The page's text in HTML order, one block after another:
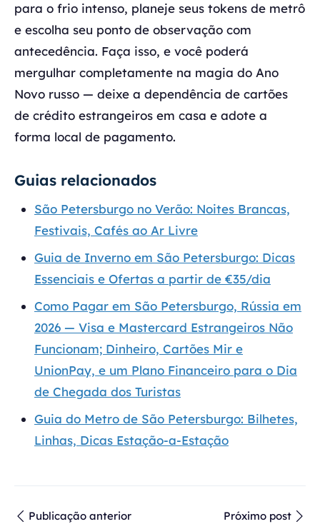
para o frio intenso, planeje seus tokens de metrô
e escolha seu ponto de observação com
antecedência. Faça isso, e você poderá
mergulhar completamente na magia do Ano
Novo russo — deixe a dependência de cartões
de crédito estrangeiros em casa e adote a
forma local de pagamento.
Guias relacionados
São Petersburgo no Verão: Noites Brancas,
Festivais, Cafés ao Ar Livre
Guia de Inverno em São Petersburgo: Dicas
Essenciais e Ofertas a partir de €35/dia
Como Pagar em São Petersburgo, Rússia em
2026 — Visa e Mastercard Estrangeiros Não
Funcionam; Dinheiro, Cartões Mir e
UnionPay, e um Plano Financeiro para o Dia
de Chegada dos Turistas
Guia do Metro de São Petersburgo: Bilhetes,
Linhas, Dicas Estação-a-Estação
Publicação anterior Próximo post